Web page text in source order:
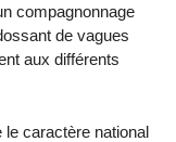
compagnonnage
de vagues
aux différents
caractère national